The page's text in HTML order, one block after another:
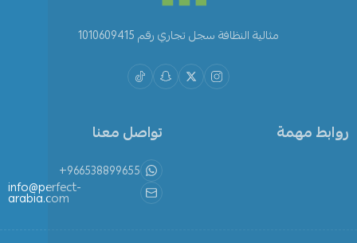
مثالية النظافة سجل تجاري رقم 1010609415
روابط مهمة تواصل معنا
+966538899655
info@perfect-
arabia.com